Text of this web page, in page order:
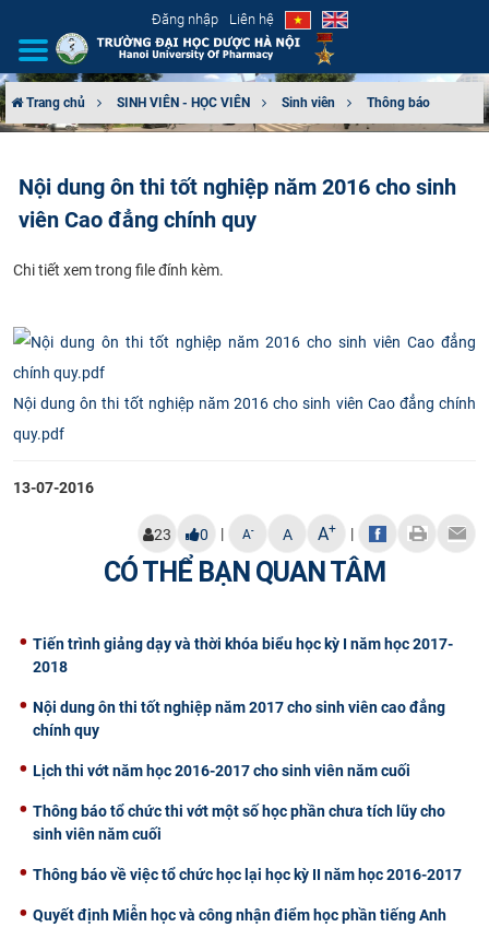
Đăng nhập Liên hệ
CƠ CẤU TỔ CHỨC
ĐẢM BẢO CHẤT LƯỢNG
KHOA HỌC CÔNG NGHỆ
Trang chủ SINH VIÊN - HỌC VIÊN Sinh viên Thông báo
Nội dung ôn thi tốt nghiệp năm 2016 cho sinh
viên Cao đẳng chính quy
Chi tiết xem trong file đính kèm.
Nội dung ôn thi tốt nghiệp năm 2016 cho sinh viên Cao đẳng chính
quy.pdf
13-07-2016
23 0 | A- A A+ |
CÓ THỂ BẠN QUAN TÂM
Tiến trình giảng dạy và thời khóa biểu học kỳ I năm học 2017-
2018
Nội dung ôn thi tốt nghiệp năm 2017 cho sinh viên cao đẳng
chính quy
Lịch thi vớt năm học 2016-2017 cho sinh viên năm cuối
Thông báo tổ chức thi vớt một số học phần chưa tích lũy cho
sinh viên năm cuối
Thông báo về việc tổ chức học lại học kỳ II năm học 2016-2017
Quyết định Miễn học và công nhận điểm học phần tiếng Anh